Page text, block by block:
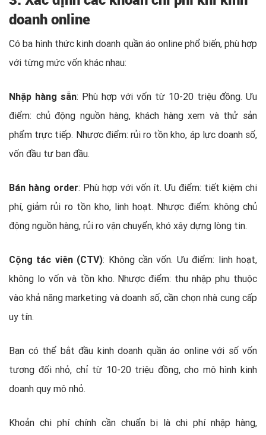
doanh online
Có ba hình thức kinh doanh quần áo online phổ biến, phù hợp
với từng mức vốn khác nhau:
Nhập hàng sẵn: Phù hợp với vốn từ 10-20 triệu đồng. Ưu
điểm: chủ động nguồn hàng, khách hàng xem và thử sản
phẩm trực tiếp. Nhược điểm: rủi ro tồn kho, áp lực doanh số,
vốn đầu tư ban đầu.
Bán hàng order: Phù hợp với vốn ít. Ưu điểm: tiết kiệm chi
phí, giảm rủi ro tồn kho, linh hoạt. Nhược điểm: không chủ
động nguồn hàng, rủi ro vận chuyển, khó xây dựng lòng tin.
Cộng tác viên (CTV): Không cần vốn. Ưu điểm: linh hoạt,
không lo vốn và tồn kho. Nhược điểm: thu nhập phụ thuộc
vào khả năng marketing và doanh số, cần chọn nhà cung cấp
uy tín.
Bạn có thể bắt đầu kinh doanh quần áo online với số vốn
tương đối nhỏ, chỉ từ 10-20 triệu đồng, cho mô hình kinh
doanh quy mô nhỏ.
Khoản chi phí chính cần chuẩn bị là chi phí nhập hàng,